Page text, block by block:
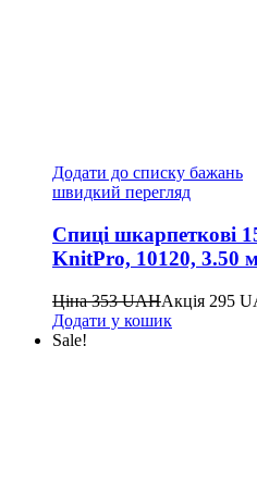
Додати до списку бажань
швидкий перегляд
Спиці шкарпеткові
KnitPro, 10120, 3.50
Ціна353UAHАкція 295
Додати у кошик
Sale!